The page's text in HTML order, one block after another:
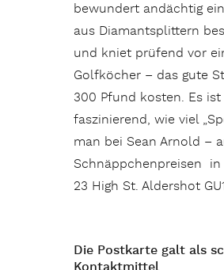
bewundert andächtig
aus Diamantsplittern
und kniet prüfend vor
Golfköcher – das gute
300 Pfund kosten. Es
faszinierend, wie viel
man bei Sean Arnold –
Schnäppchenpreisen
23 High St. Aldershot
Die Postkarte galt als